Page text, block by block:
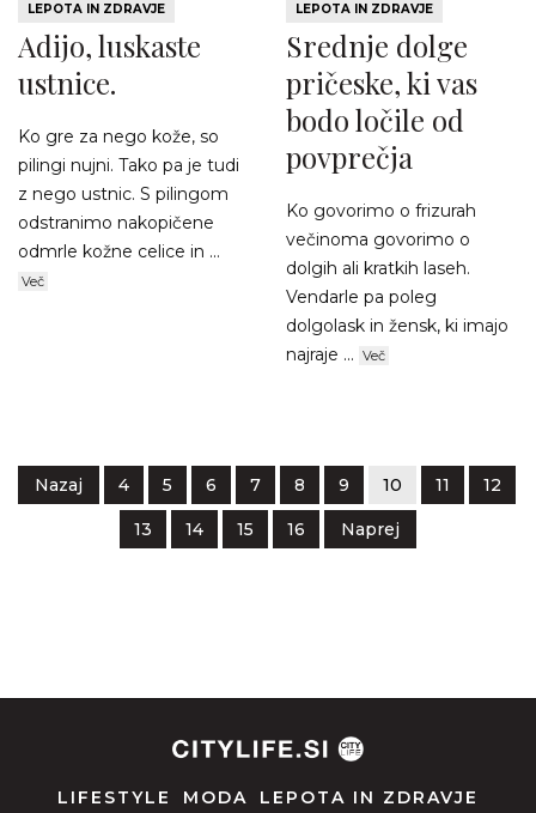
LEPOTA IN ZDRAVJE
Adijo, luskaste
ustnice.
Ko gre za nego kože, so
pilingi nujni. Tako pa je tudi
z nego ustnic. S pilingom
odstranimo nakopičene
odmrle kožne celice in ...
Več
LEPOTA IN ZDRAVJE
Srednje dolge
pričeske, ki vas
bodo ločile od
povprečja
Ko govorimo o frizurah
večinoma govorimo o
dolgih ali kratkih laseh.
Vendarle pa poleg
dolgolask in žensk, ki imajo
najraje ... Več
Nazaj 4 5 6 7 8 9 10 11 12
13 14 15 16 Naprej
LIFESTYLE MODA
LEPOTA IN ZDRAVJE